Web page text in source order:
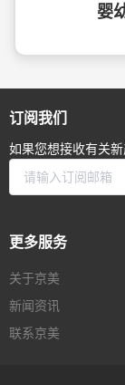
婴
订阅我们
如果您想接收有关
更多服务
关于京美
新闻资讯
联系京美